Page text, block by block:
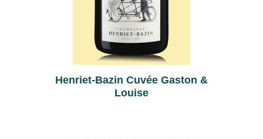
Henriet-Bazin Cuvée Gaston &
Louise